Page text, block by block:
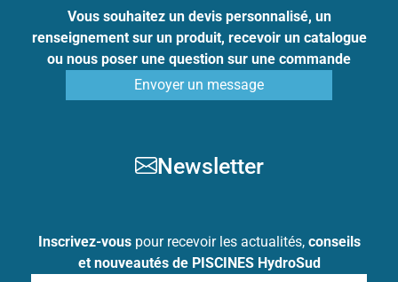
Vous souhaitez un devis personnalisé, un
renseignement sur un produit, recevoir un catalogue
ou nous poser une question sur une commande
Envoyer un message
Newsletter
Inscrivez-vouspour recevoir les actualités, conseils
et nouveautés de PISCINES HydroSud